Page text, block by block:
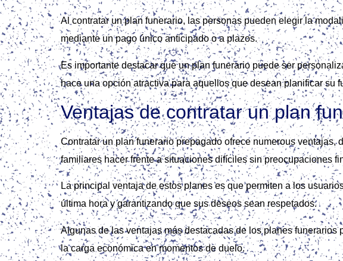
Al contratar un plan funerario, las personas pueden elegir la
mediante un pago único anticipado o a plazos.
Es importante destacar que un plan funerario puede ser
hace una opción atractiva para aquellos que desean planificar su
Ventajas de contratar un plan
Contratar un plan funerario prepagado ofrece numerous
familiares hacer frente a situaciones difíciles sin preocupaciones
La principal ventaja de estos planes es que permiten a los
última hora y garantizando que sus deseos sean respetados.
Algunas de las ventajas más destacadas de los planes
la carga económica en momentos de duelo.